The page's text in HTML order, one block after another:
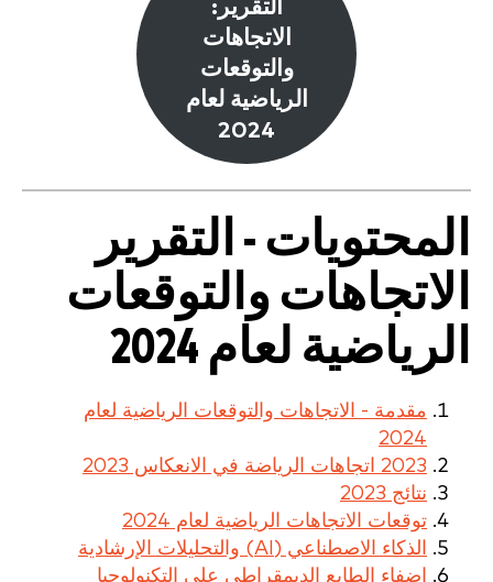
التقرير:
الاتجاهات
والتوقعات
الرياضية لعام
2024
المحتويات - التقرير
الاتجاهات والتوقعات
الرياضية لعام 2024
مقدمة - الاتجاهات والتوقعات الرياضية لعام
2024
2023 اتجاهات الرياضة في الانعكاس 2023
نتائج 2023
توقعات الاتجاهات الرياضية لعام 2024
الذكاء الاصطناعي (AI) والتحليلات الإرشادية
إضفاء الطابع الديمقراطي على التكنولوجيا